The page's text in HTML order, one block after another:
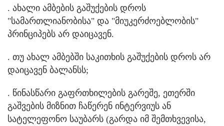
. ახალი ამბების გაშუქების დროს
"სამართლიანობისა" და "მიუკერძოებლობის"
პრინციპებს არ დაიცავენ.
. თუ ახალ ამბებში საკითხის გაშუქების დროს არ
დაიცავენ ბალანსს;
. წინასწარი გაფრთხილების გარეშე, ეთერში
გაშვების მიზნით ჩაწერენ ინტერვიუს ან
სატელეფონო საუბარს (გარდა იმ შემთხვევისა,